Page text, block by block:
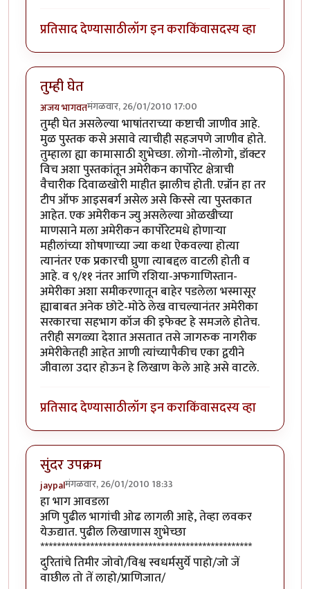
प्रतिसाद देण्यासाठीलॉग इन कराकिंवासदस्य व्हा
तुम्ही घेत
अजय भागवतमंगळवार, 26/01/2010 17:00
तुम्ही घेत असलेल्या भाषांतराच्या कष्टाची जाणीव आहे.
मुळ पुस्तक कसे असावे त्याचीही सहजपणे जाणीव होते.
तुम्हाला ह्या कामासाठी शुभेच्छा. लोगो-नोलोगो, डॉक्टर
विच अशा पुस्तकांतून अमेरीकन कार्पोरेट क्षेत्राची
वैचारीक दिवाळखोरी माहीत झालीच होती. एन्रॉन हा तर
टीप ऑफ आइसबर्ग असेल असे किस्से त्या पुस्तकात
आहेत. एक अमेरीकन ज्यु असलेल्या ओळखीच्या
माणसाने मला अमेरीकन कार्पोरेटमधे होणार्‍या
महीलांच्या शोषणाच्या ज्या कथा ऐकवल्या होत्या
त्यानंतर एक प्रकारची घ्रुणा त्याबद्दल वाटली होती व
आहे. व ९/११ नंतर आणि रशिया-अफगाणिस्तान-
अमेरीका अशा समीकरणातून बाहेर पडलेला भस्मासूर
ह्याबाबत अनेक छोटे-मोठे लेख वाचल्यानंतर अमेरीका
सरकारचा सहभाग कॉज की इफेक्ट हे समजले होतेच.
तरीही सगळ्या देशात असतात तसे जागरुक नागरीक
अमेरीकेतही आहेत आणी त्यांच्यापैकीच एका द्वयीने
जीवाला उदार होऊन हे लिखाण केले आहे असे वाटले.
प्रतिसाद देण्यासाठीलॉग इन कराकिंवासदस्य व्हा
सुंदर उपक्रम
jaypalमंगळवार, 26/01/2010 18:33
हा भाग आवडला
अणि पुढील भागांची ओढ लागली आहे, तेव्हा लवकर
येऊद्यात. पुढील लिखाणास शुभेच्छा
***************************************************
दुरितांचे तिमीर जोवो/विश्व स्वधर्मसुर्ये पाहो/जो जें
वाछील तो तें लाहो/प्राणिजात/